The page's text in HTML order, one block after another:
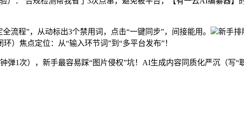
程”，从动标出3个禁用词，点击“一键同步”，间接能用。
新手排
）焦点定位：从“输入环节词”到“多平台发布”！
次），新手最容易踩“图片侵权”坑！AI生成内容同质化严沉（写“